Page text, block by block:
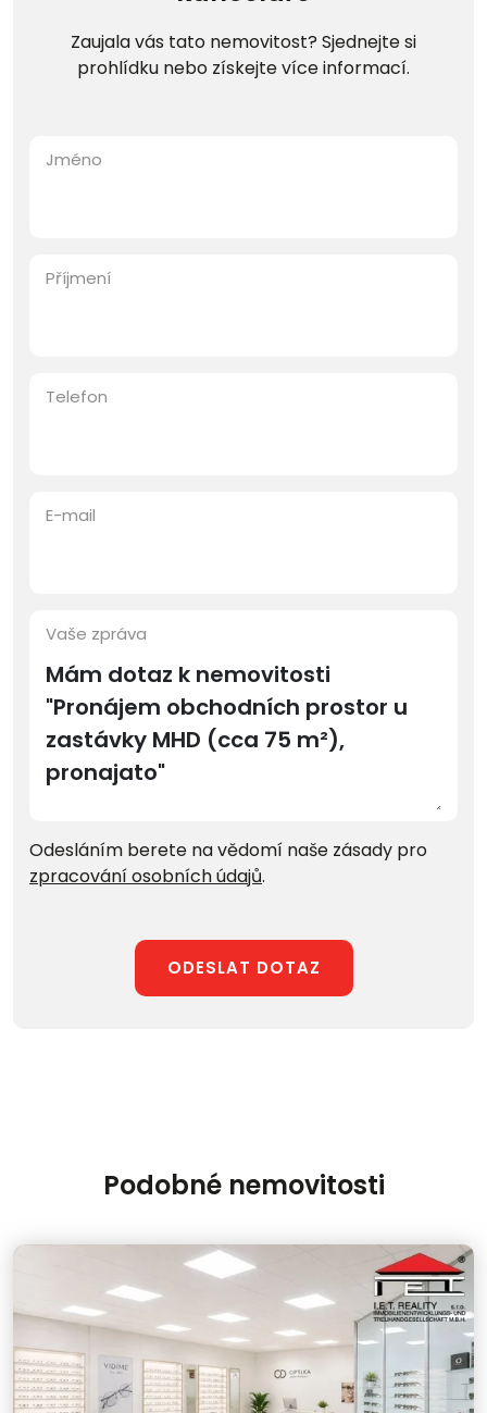
Zaujala vás tato nemovitost? Sjednejte si
prohlídku nebo získejte více informací.
Jméno
Příjmení
Telefon
E-mail
Vaše zpráva
Odesláním berete na vědomí naše zásady pro
zpracování osobních údajů.
ODESLAT DOTAZ
Podobné nemovitosti